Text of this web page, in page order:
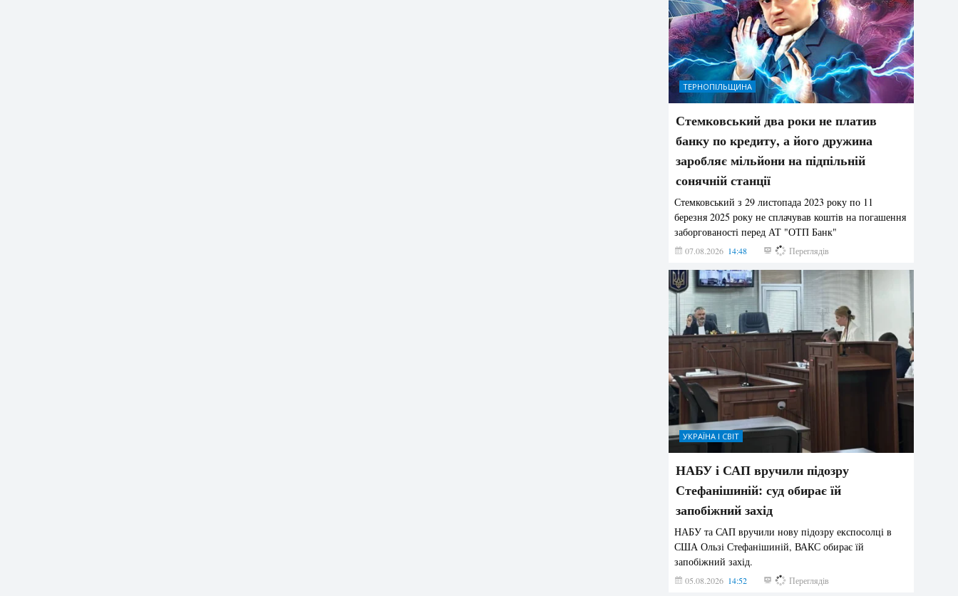
ТЕРНОПІЛЬЩИНА
Стемковський два роки не платив
банку по кредиту, а його дружина
заробляє мільйони на підпільній
сонячній станції
Стемковський з 29 листопада 2023 року по 11
березня 2025 року не сплачував коштів на погашення
заборгованості перед АТ "ОТП Банк"
07.08.2026 14:48 180 Переглядів
УКРАЇНА І СВІТ
НАБУ і САП вручили підозру
Стефанішиній: суд обирає їй
запобіжний захід
НАБУ та САП вручили нову підозру експосолці в
США Ользі Стефанішиній, ВАКС обирає їй
запобіжний захід.
05.08.2026 14:52 150 Переглядів